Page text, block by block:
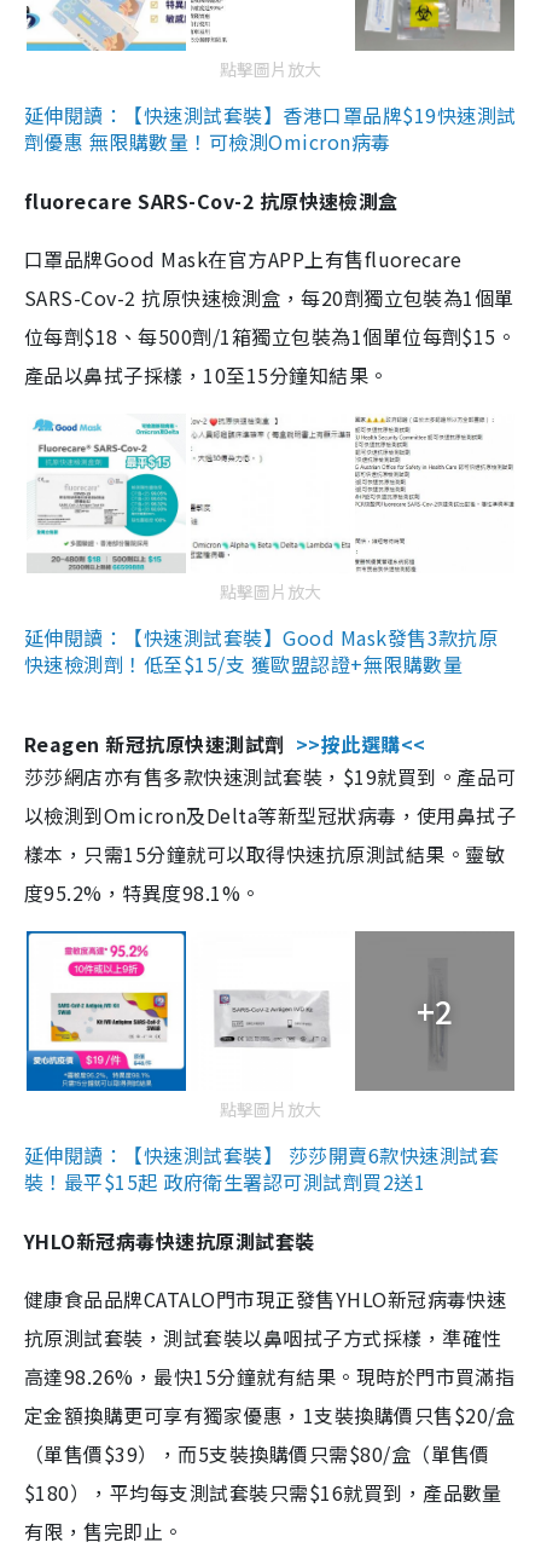
點擊圖片放大
延伸閱讀：【快速測試套裝】香港口罩品牌$19快速測試
劑優惠 無限購數量！可檢測Omicron病毒
fluorecare SARS-Cov-2 抗原快速檢測盒
口罩品牌Good Mask在官方APP上有售fluorecare
SARS-Cov-2 抗原快速檢測盒，每20劑獨立包裝為1個單
位每劑$18、每500劑/1箱獨立包裝為1個單位每劑$15。
產品以鼻拭子採樣，10至15分鐘知結果。
點擊圖片放大
延伸閱讀：【快速測試套裝】Good Mask發售3款抗原
快速檢測劑！低至$15/支 獲歐盟認證+無限購數量
Reagen 新冠抗原快速測試劑 >>按此選購<<
莎莎網店亦有售多款快速測試套裝，$19就買到。產品可
以檢測到Omicron及Delta等新型冠狀病毒，使用鼻拭子
樣本，只需15分鐘就可以取得快速抗原測試結果。靈敏
度95.2%，特異度98.1%。
+2
點擊圖片放大
延伸閱讀：【快速測試套裝】 莎莎開賣6款快速測試套
裝！最平$15起 政府衛生署認可測試劑買2送1
YHLO新冠病毒快速抗原測試套裝
健康食品品牌CATALO門市現正發售YHLO新冠病毒快速
抗原測試套裝，測試套裝以鼻咽拭子方式採樣，準確性
高達98.26%，最快15分鐘就有結果。現時於門市買滿指
定金額換購更可享有獨家優惠，1支裝換購價只售$20/盒
（單售價$39），而5支裝換購價只需$80/盒（單售價
$180），平均每支測試套裝只需$16就買到，產品數量
有限，售完即止。